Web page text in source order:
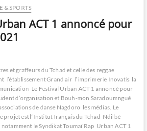
& SPORTS
ACT 1 annoncé pour
et graffeurs du Tchad et celle des reggae
l’établissement Grand air l’imprimerie Inovatis la
Le Festival Urban ACT 1 annoncé pour
d’organisation et Bouh-mon Saradoumngué
de danse Nagdoro les médias. Le
projet est l’Institut français du Tchad Ndilbé
notamment le Syndikat Toumaï Rap Urban ACT 1